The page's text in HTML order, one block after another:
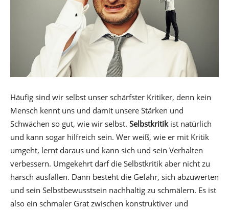
Häufig sind wir selbst unser schärfster Kritiker, denn kein
Mensch kennt uns und damit unsere Stärken und
Schwächen so gut, wie wir selbst. Selbstkritikist natürlich
und kann sogar hilfreich sein. Wer weiß, wie er mit Kritik
umgeht, lernt daraus und kann sich und sein Verhalten
verbessern. Umgekehrt darf die Selbstkritik aber nicht zu
harsch ausfallen. Dann besteht die Gefahr, sich abzuwerten
und sein Selbstbewusstsein nachhaltig zu schmälern. Es ist
also ein schmaler Grat zwischen konstruktiver und